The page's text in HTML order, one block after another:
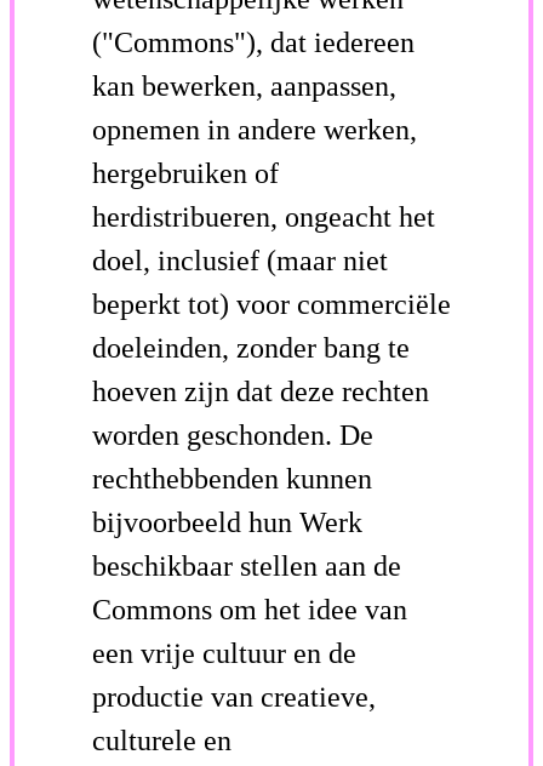
("Commons"), dat iedereen
kan bewerken, aanpassen,
opnemen in andere werken,
hergebruiken of
herdistribueren, ongeacht het
doel, inclusief (maar niet
beperkt tot) voor commerciële
doeleinden, zonder bang te
hoeven zijn dat deze rechten
worden geschonden. De
rechthebbenden kunnen
bijvoorbeeld hun Werk
beschikbaar stellen aan de
Commons om het idee van
een vrije cultuur en de
productie van creatieve,
culturele en